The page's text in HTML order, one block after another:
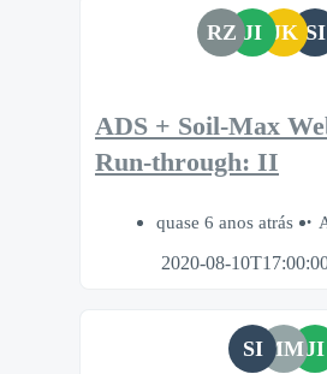
RZ JI JK SI
ADS + Soil-Max
Run-through: II
quase 6 anos atrás
2020-08-
SI MMJI